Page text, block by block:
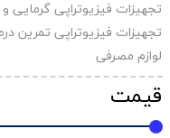
تجهیزات فیزیوتراپی گرمایی
تجهیزات فیزیوتراپی تمرین
لوازم مصرفی
قیمت